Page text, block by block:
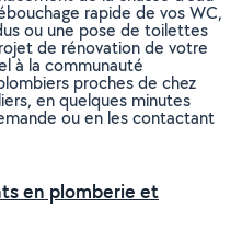
rapide de vos WC,
ou une pose de toilettes
de rénovation de votre
à la communauté
proches de chez
en quelques minutes
ou en les contactant
en plomberie et